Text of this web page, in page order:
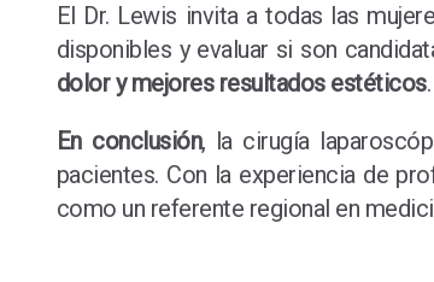
El Dr. Lewis invita a todas las
disponibles y evaluar si son
dolor y mejores resultados estéticos.
En conclusión, la cirugía
pacientes. Con la experiencia de
como un referente regional en